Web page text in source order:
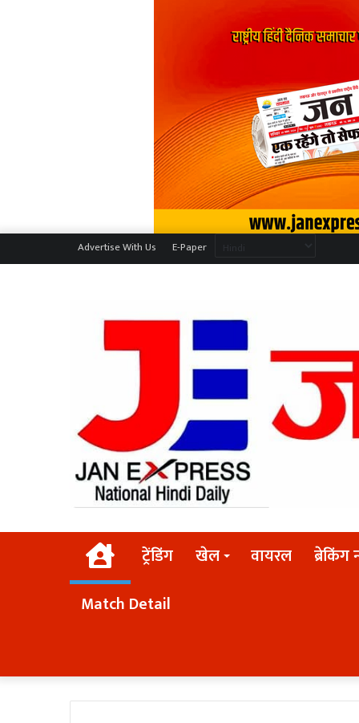
Advertise With Us E-Paper
Homeट्रेंडिंग खेल वायरल ब्रेकिंग
Match Detail